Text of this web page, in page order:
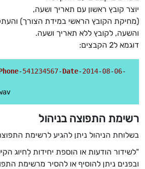
יוצר קובץ ראשון עם תאריך ושעה,
(מחיקת הקובץ הראשי במידת הצורך)
והשעה, לקובץ ללא תאריך ושעה.
דוגמא ל2 הקבצים:
-541234567-Date-2014-08-06-
רשימת התפוצה בניהול
בשלוחת הניהול ניתן להגיע לרשימת התפוצה ב2
"לשידור הודעות או הוספת יחידות לְחיוג
ובפנים ניתן להוסיף או להסיר מרשימת